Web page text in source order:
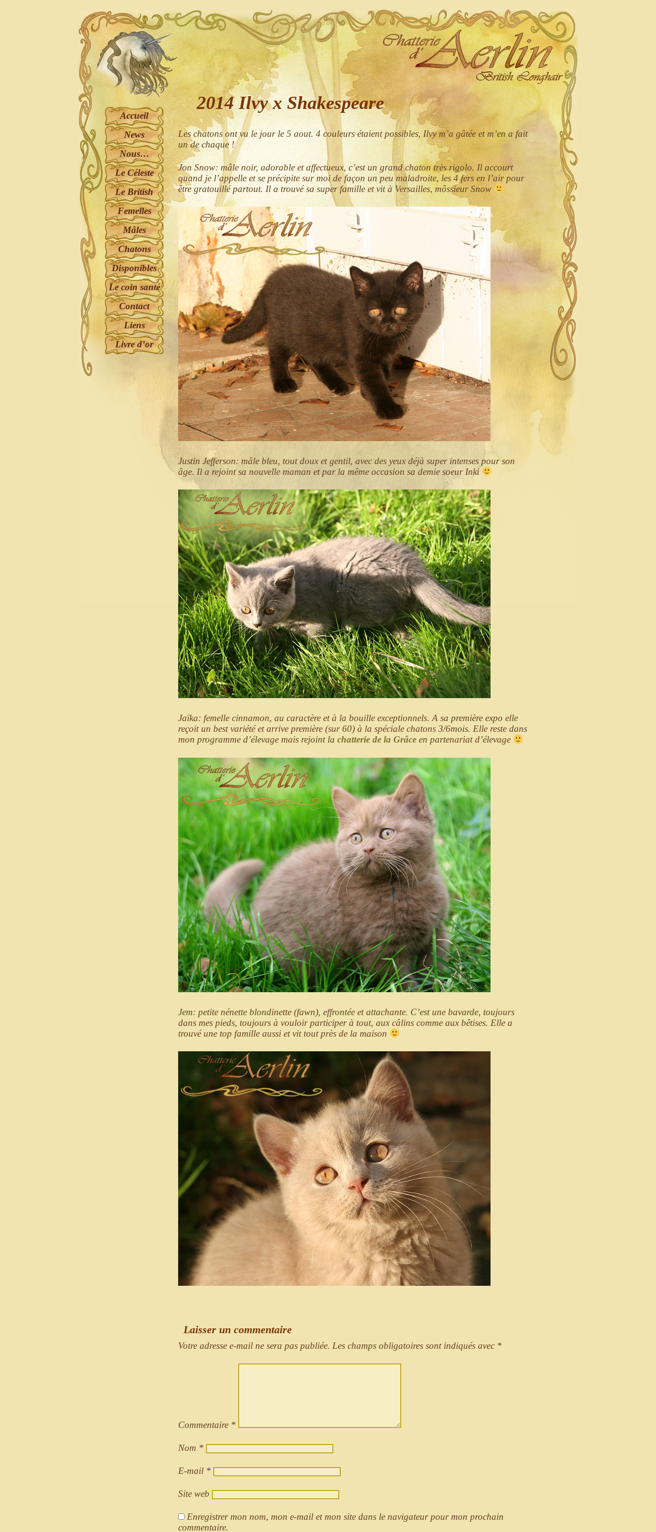
2014 Ilvy x Shakespeare
Les chatons ont vu le jour le 5 aout. 4 couleurs étaient possibles, Ilvy m’a gâtée et m’en a fait
un de chaque !
Jon Snow: mâle noir, adorable et affectueux, c’est un grand chaton très rigolo. Il accourt
quand je l’appelle et se précipite sur moi de façon un peu maladroite, les 4 fers en l’air pour
être gratouillé partout. Il a trouvé sa super famille et vit à Versailles, môssieur Snow
Justin Jefferson: mâle bleu, tout doux et gentil, avec des yeux déjà super intenses pour son
âge. Il a rejoint sa nouvelle maman et par la même occasion sa demie soeur Inki
Jaïka: femelle cinnamon, au caractère et à la bouille exceptionnels. A sa première expo elle
reçoit un best variété et arrive première (sur 60) à la spéciale chatons 3/6mois. Elle reste dans
mon programme d’élevage mais rejoint la chatterie de la Grâceen partenariat d’élevage
Jem: petite nénette blondinette (fawn), effrontée et attachante. C’est une bavarde, toujours
dans mes pieds, toujours à vouloir participer à tout, aux câlins comme aux bêtises. Elle a
trouvé une top famille aussi et vit tout près de la maison
Laisser un commentaire
Votre adresse e-mail ne sera pas publiée. Les champs obligatoires sont indiqués avec *
Commentaire *
Nom *
E-mail *
Site web
Enregistrer mon nom, mon e-mail et mon site dans le navigateur pour mon prochain
commentaire.
Accueil
News
Nous…
Le Céleste
Le British
Femelles
Mâles
Chatons
Disponibles
Le coin santé
Contact
Liens
Livre d’or